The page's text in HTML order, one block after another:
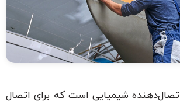
شیمیایی است که برای اتصال